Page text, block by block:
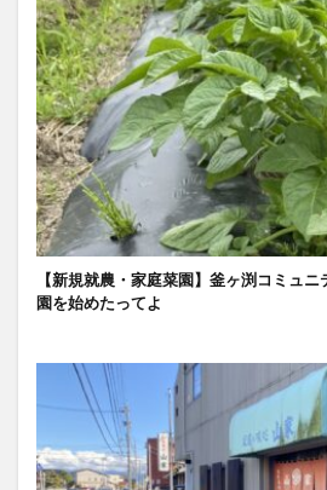
【新規就農・家庭菜園】釜ヶ渕コミュ
園を始めたってよ